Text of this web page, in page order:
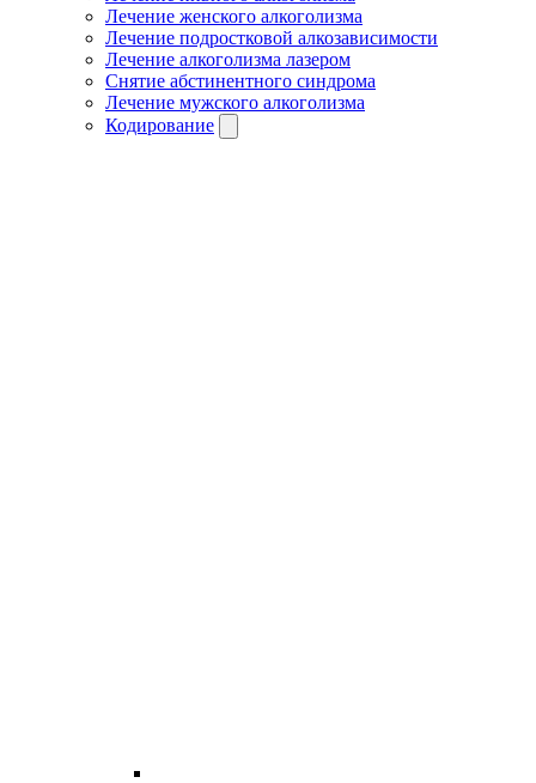
Лечение женского алкоголизма
Лечение подростковой алкозависимости
Лечение алкоголизма лазером
Снятие абстинентного синдрома
Лечение мужского алкоголизма
Кодирование